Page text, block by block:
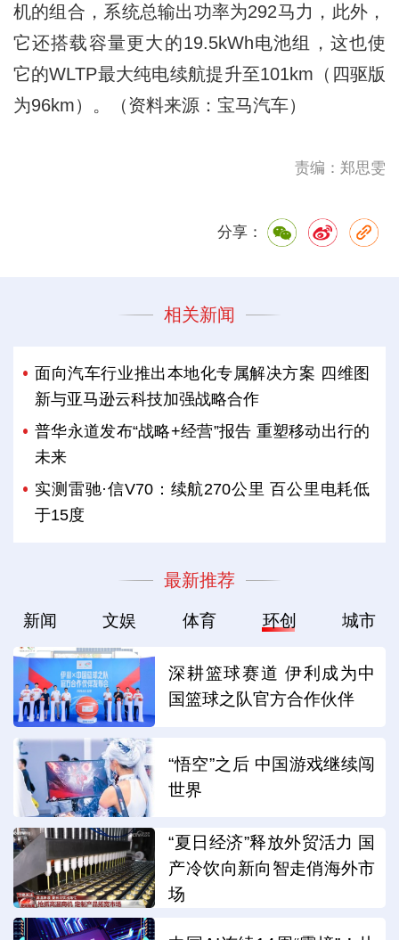
机的组合，系统总输出功率为292马力，此外，
它还搭载容量更大的19.5kWh电池组，这也使
它的WLTP最大纯电续航提升至101km（四驱版
为96km）。（资料来源：宝马汽车）
责编：郑思雯
分享：
相关新闻
面向汽车行业推出本地化专属解决方案 四维图
新与亚马逊云科技加强战略合作
普华永道发布“战略+经营”报告 重塑移动出行的
未来
实测雷驰·信V70：续航270公里 百公里电耗低
于15度
最新推荐
新闻 文娱 体育 环创 城市
深耕篮球赛道 伊利成为中
国篮球之队官方合作伙伴
“悟空”之后 中国游戏继续闯
世界
“夏日经济”释放外贸活力 国
产冷饮向新向智走俏海外市
场